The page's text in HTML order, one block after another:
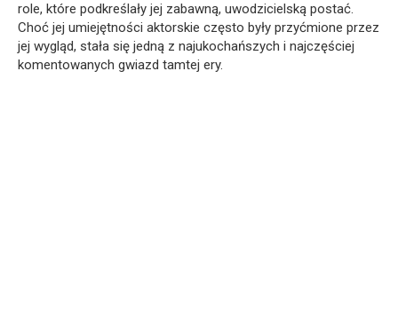
role, które podkreślały jej zabawną, uwodzicielską postać.
Choć jej umiejętności aktorskie często były przyćmione przez
jej wygląd, stała się jedną z najukochańszych i najczęściej
komentowanych gwiazd tamtej ery.